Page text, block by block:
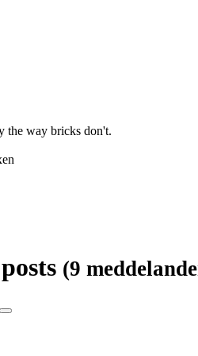
the way bricks don't.
(9